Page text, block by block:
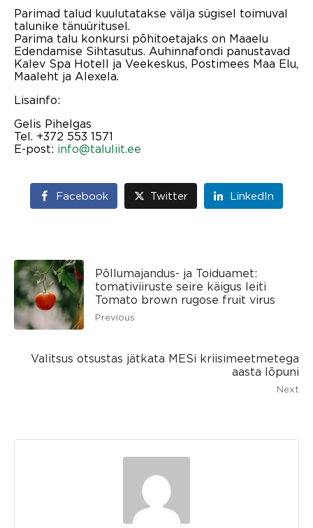
Parimad talud kuulutatakse välja sügisel toimuval
talunike tänuüritusel.
Parima talu konkursi põhitoetajaks on Maaelu
Edendamise Sihtasutus. Auhinnafondi panustavad
Kalev Spa Hotell ja Veekeskus, Postimees Maa Elu,
Maaleht ja Alexela.
Lisainfo:
Gelis Pihelgas
Tel. +372 553 1571
E-post: info@taluliit.ee
Facebook Twitter LinkedIn
Põllumajandus- ja Toiduamet:
tomativiiruste seire käigus leiti
Tomato brown rugose fruit virus
Previous
Valitsus otsustas jätkata MESi kriisimeetmetega
aasta lõpuni
Next